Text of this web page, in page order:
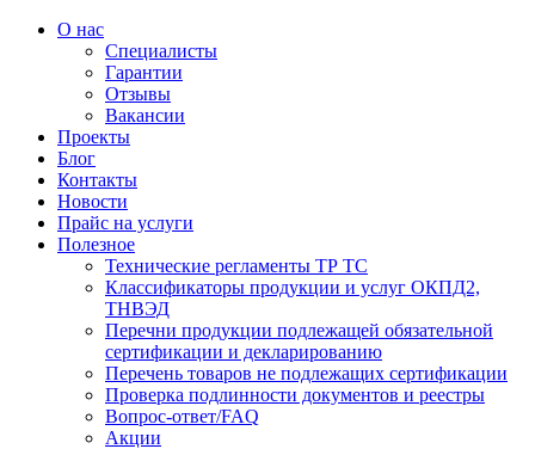
О нас
Специалисты
Гарантии
Отзывы
Вакансии
Проекты
Блог
Контакты
Новости
Прайс на услуги
Полезное
Технические регламенты ТР ТС
Классификаторы продукции и услуг ОКПД2,
ТНВЭД
Перечни продукции подлежащей обязательной
сертификации и декларированию
Перечень товаров не подлежащих сертификации
Проверка подлинности документов и реестры
Вопрос-ответ/FAQ
Акции